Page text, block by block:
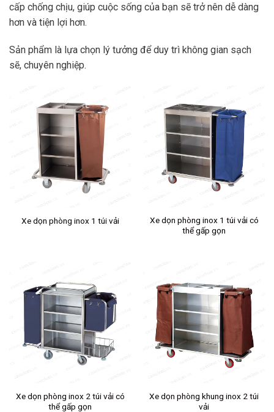
cấp chống chịu, giúp cuộc sống của bạn sẽ trở nên dễ dàng
hơn và tiện lợi hơn.
Sản phẩm là lựa chọn lý tưởng để duy trì không gian sạch
sẽ, chuyên nghiệp.
Xe dọn phòng inox 1 túi vải
Xe dọn phòng inox 1 túi vải có
thể gấp gọn
Xe dọn phòng inox 2 túi vải có
thể gấp gọn
Xe dọn phòng khung inox 2 túi
vải